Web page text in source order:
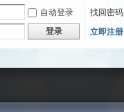
自动登录
找回密码
登录 立即注册